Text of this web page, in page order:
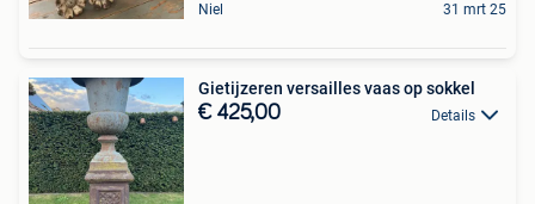
Niel 31 mrt 25
Gietijzeren versailles vaas op sokkel
€ 425,00 Details